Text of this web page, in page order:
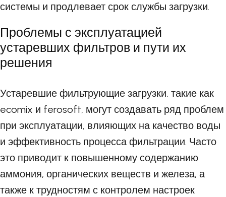
системы и продлевает срок службы загрузки.
Проблемы с эксплуатацией
устаревших фильтров и пути их
решения
Устаревшие фильтрующие загрузки, такие как
ecomix и ferosoft, могут создавать ряд проблем
при эксплуатации, влияющих на качество воды
и эффективность процесса фильтрации. Часто
это приводит к повышенному содержанию
аммония, органических веществ и железа, а
также к трудностям с контролем настроек